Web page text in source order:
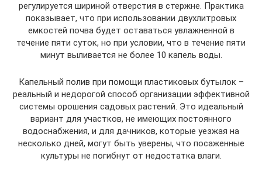
регулируется шириной отверстия в стержне. Практика
показывает, что при использовании двухлитровых
емкостей почва будет оставаться увлажненной в
течение пяти суток, но при условии, что в течение пяти
минут выливается не более 10 капель воды.
Капельный полив при помощи пластиковых бутылок –
реальный и недорогой способ организации эффективной
системы орошения садовых растений. Это идеальный
вариант для участков, не имеющих постоянного
водоснабжения, и для дачников, которые уезжая на
несколько дней, могут быть уверены, что посаженные
культуры не погибнут от недостатка влаги.